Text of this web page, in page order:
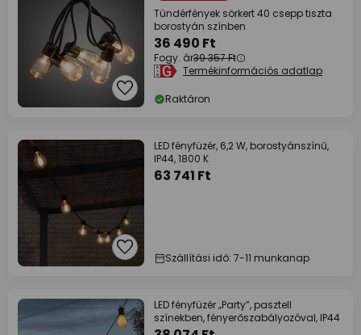
Tündérfények sörkert 40 csepp tiszta
borostyán színben
36 490 Ft
Fogy. ár39 357 Ft
Termékinformációs adatlap
Raktáron
LED fényfüzér, 6,2 W, borostyánszínű,
IP44, 1800 K
63 741 Ft
Szállítási idő: 7-11 munkanap
LED fényfüzér „Party”, pasztell
színekben, fényerőszabályozóval, IP44